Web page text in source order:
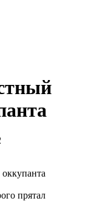
прятал